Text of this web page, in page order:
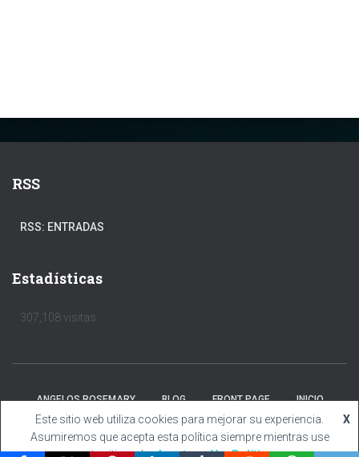
RSS
RSS: ENTRADAS
Estadísticas
307,108 visitas
ANGELOS ROSEMARY BLOG FRONT PAGE INICIO
Hestia | Desarrollado por ThemeIsle
Este sitio web utiliza cookies para mejorar su experiencia.
Asumiremos que acepta esta política siempre mientras use
X